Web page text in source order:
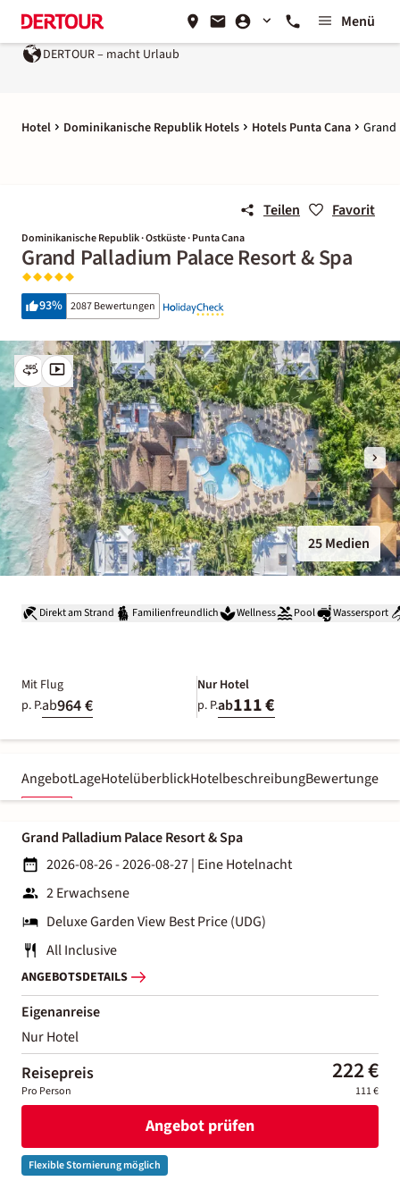
Menü
DERTOUR – macht Urlaub
Hotel Dominikanische Republik Hotels Hotels Punta Cana Grand
Teilen Favorit
Dominikanische Republik · Ostküste · Punta Cana
Grand Palladium Palace Resort & Spa
93% 2087 Bewertungen
25 Medien
Direkt am Strand Familienfreundlich Wellness Pool Wassersport
Mit Flug
p. P.ab964 €
Nur Hotel
p. P.ab111 €
AngebotLageHotelüberblickHotelbeschreibungBewertungen
Grand Palladium Palace Resort & Spa
2026-08-26 - 2026-08-27| Eine Hotelnacht
2 Erwachsene
Deluxe Garden View Best Price (UDG)
All Inclusive
ANGEBOTSDETAILS
Eigenanreise
Nur Hotel
Reisepreis 222 €
Pro Person 111 €
Angebot prüfen
Flexible Stornierung möglich